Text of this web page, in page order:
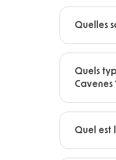
Quelles
Quels
Cavenes
Quel est